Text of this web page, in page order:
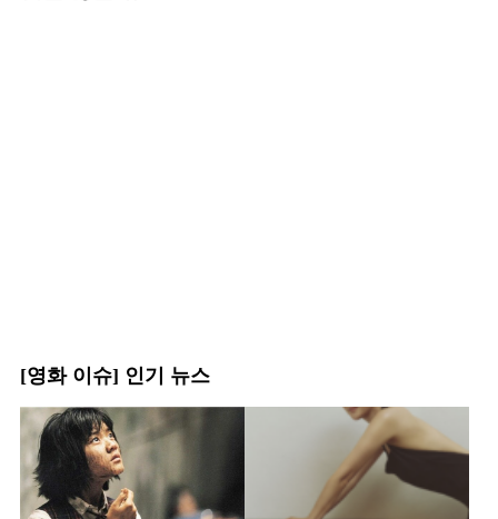
[영화 이슈] 인기 뉴스